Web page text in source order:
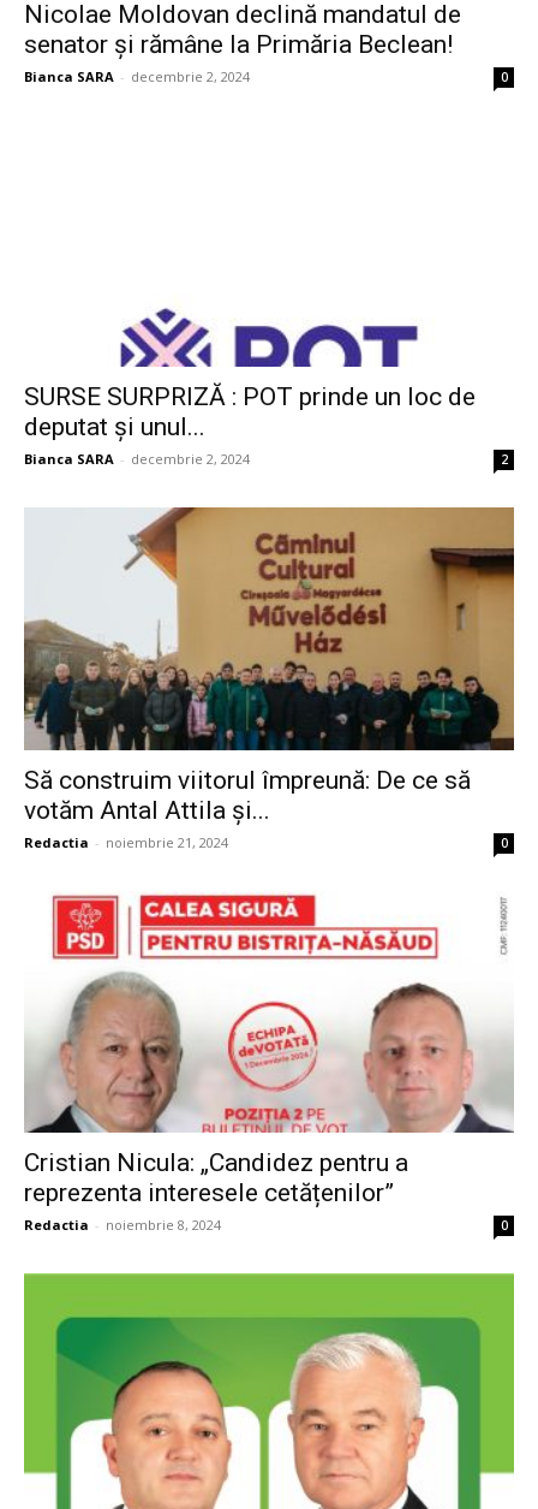
Nicolae Moldovan declină mandatul de
senator și rămâne la Primăria Beclean!
Bianca SARA - decembrie 2, 2024 0
SURSE SURPRIZĂ : POT prinde un loc de
deputat și unul...
Bianca SARA - decembrie 2, 2024 2
Să construim viitorul împreună: De ce să
votăm Antal Attila și...
Redactia - noiembrie 21, 2024 0
Cristian Nicula: „Candidez pentru a
reprezenta interesele cetățenilor”
Redactia - noiembrie 8, 2024 0